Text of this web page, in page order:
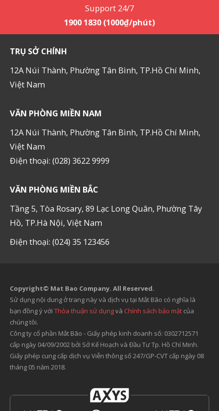
Support 24/7
1900 1830 (1000₫/phút)
TRỤ SỞ CHÍNH
12A Núi Thành, Phường Tân Bình, TP.Hồ Chí Minh,
Việt Nam
VĂN PHÒNG MIỀN NAM
12A Núi Thành, Phường Tân Bình, TP.Hồ Chí Minh,
Việt Nam
Điện thoại: (028) 3622 9999
VĂN PHÒNG MIỀN BẮC
Tầng 5, Tòa Rosary, 89 Lạc Long Quân, Phường Tây
Hồ, TP.Hà Nội, Việt Nam
Điện thoại: (024) 35 123456
Copyright© Mat Bao Company. All Reserved.
Sử dụng nội dung ở trang này và dịch vụ tại Mắt Bão có nghĩa là
bạn đồng ý với Thỏa thuận sử dụngvà Chính sách bảo mật của
chúng tôi.
Công ty cổ phần Mắt Bão - Giấy phép kinh doanh số: 0302712571
cấp ngày 04/09/2002 bởi Sở Kế Hoạch và Đầu Tư Tp. Hồ Chí Minh.
Giấy phép cung cấp dịch vụ Viễn thông số 247/GP-CVT cấp ngày 08
tháng 05 năm 2018.